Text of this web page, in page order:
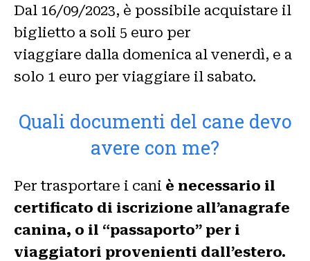
Dal 16/09/2023, è possibile acquistare il
biglietto a soli 5 euro per
viaggiare dalla domenica al venerdì, e a
solo 1 euro per viaggiare il sabato.
Quali documenti del cane devo
avere con me?
Per trasportare i cani è necessario il
certificato di iscrizione all’anagrafe
canina, o il “passaporto” per i
viaggiatori provenienti dall’estero.